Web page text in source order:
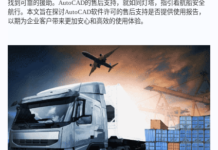
找到可靠的援助。AutoCAD的售后支持，就如同灯塔，指引着航船安全
航行。本文旨在探讨AutoCAD软件许可的售后支持是否提供使用报告，
以期为企业客户带来更加安心和高效的使用体验。